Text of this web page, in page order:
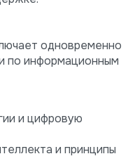
одновременно
по информационным
и цифровую
и принципы